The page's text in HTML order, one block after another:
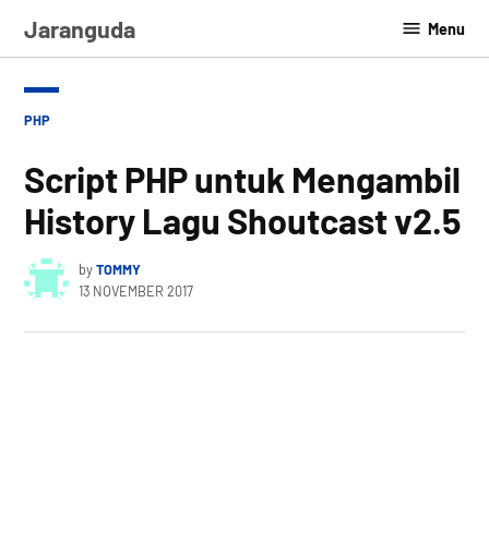
Jaranguda Menu
POSTED
PHP
Script PHP untuk Mengambil
History Lagu Shoutcast v2.5
byTOMMY
13 NOVEMBER 2017